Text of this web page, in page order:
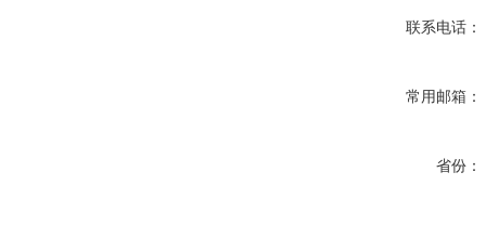
联系电话：
常用邮箱：
省份：